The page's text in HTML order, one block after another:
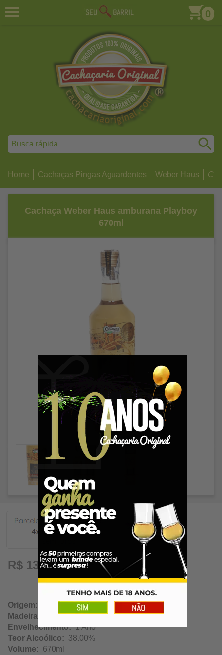
0
Home Cachaças Pingas Aguardentes Weber Haus
Cachaça Weber Haus amburana Playboy
670ml
32,97
R$ 131,89
Origem: Ivoti / Rio Grande do Sul
Madeira:
Amburana
Envelhecimento:1 Ano
Teor Alcoólico: 38.00%
Volume: 670ml